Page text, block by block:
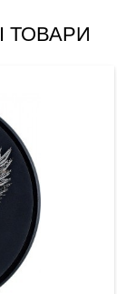
ТОВАРИ